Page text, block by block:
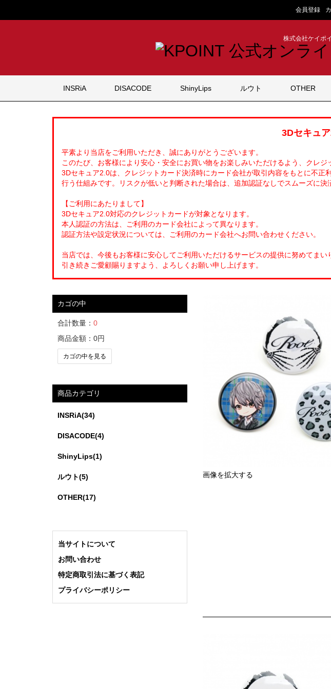
会員登録
株式会社ケイポ
INSRiA DISACODE ShinyLips ルウト OTHER
3Dセキュ
平素より当店をご利用いただき、誠にありがとうございます。
このたび、お客様により安心・安全にお買い物をお楽しみいただけるよう、クレ
3Dセキュア2.0は、クレジットカード決済時にカード会社が取引内容をもとに不
行う仕組みです。リスクが低いと判断された場合は、追加認証なしでスムーズに決
【ご利用にあたりまして】
3Dセキュア2.0対応のクレジットカードが対象となります。
本人認証の方法は、ご利用のカード会社によって異なります。
認証方法や設定状況については、ご利用のカード会社へお問い合わせください。
当店では、今後もお客様に安心してご利用いただけるサービスの提供に努めてまい
引き続きご愛顧賜りますよう、よろしくお願い申し上げます。
画像を拡大する
カゴの中
合計数量： 0
商品金額： 0円
カゴの中を見る
商品カテゴリ
INSRiA(34)
DISACODE(4)
ShinyLips(1)
ルウト(5)
OTHER(17)
当サイトについて
お問い合わせ
特定商取引法に基づく表記
プライバシーポリシー